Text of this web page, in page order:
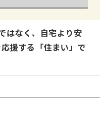
はなく、自宅より安
援する「住まい」で